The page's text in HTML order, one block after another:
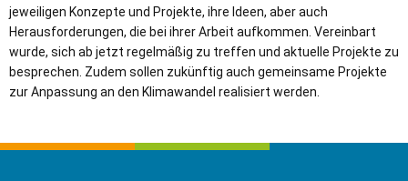
jeweiligen Konzepte und Projekte, ihre Ideen, aber auch
Herausforderungen, die bei ihrer Arbeit aufkommen. Vereinbart
wurde, sich ab jetzt regelmäßig zu treffen und aktuelle Projekte zu
besprechen. Zudem sollen zukünftig auch gemeinsame Projekte
zur Anpassung an den Klimawandel realisiert werden.